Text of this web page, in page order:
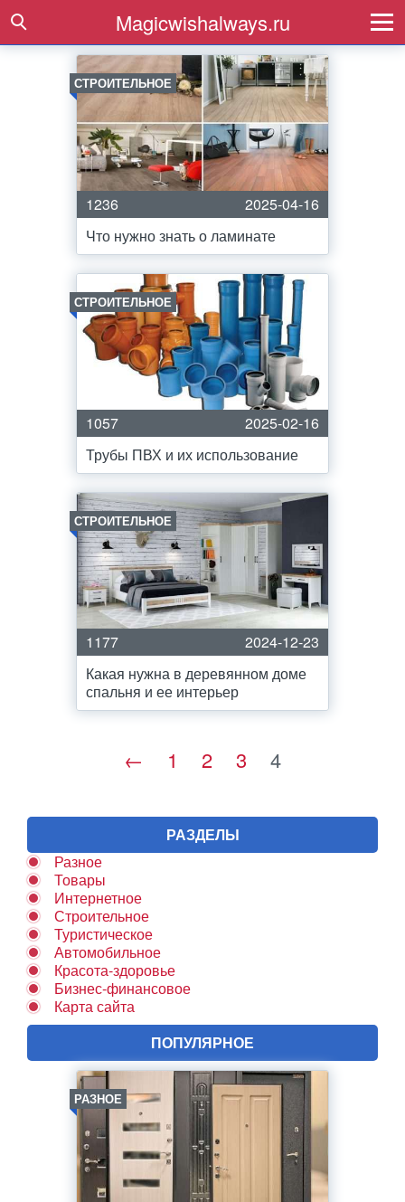
Magicwishalways.ru
СТРОИТЕЛЬНОЕ
1236
2025-04-16
Что нужно знать о ламинате
СТРОИТЕЛЬНОЕ
1057
2025-02-16
Трубы ПВХ и их использование
СТРОИТЕЛЬНОЕ
1177
2024-12-23
Какая нужна в деревянном доме
спальня и ее интерьер
← 1 2 3 4
РАЗДЕЛЫ
Разное
Товары
Интернетное
Строительное
Туристическое
Автомобильное
Красота-здоровье
Бизнес-финансовое
Карта сайта
ПОПУЛЯРНОЕ
РАЗНОЕ